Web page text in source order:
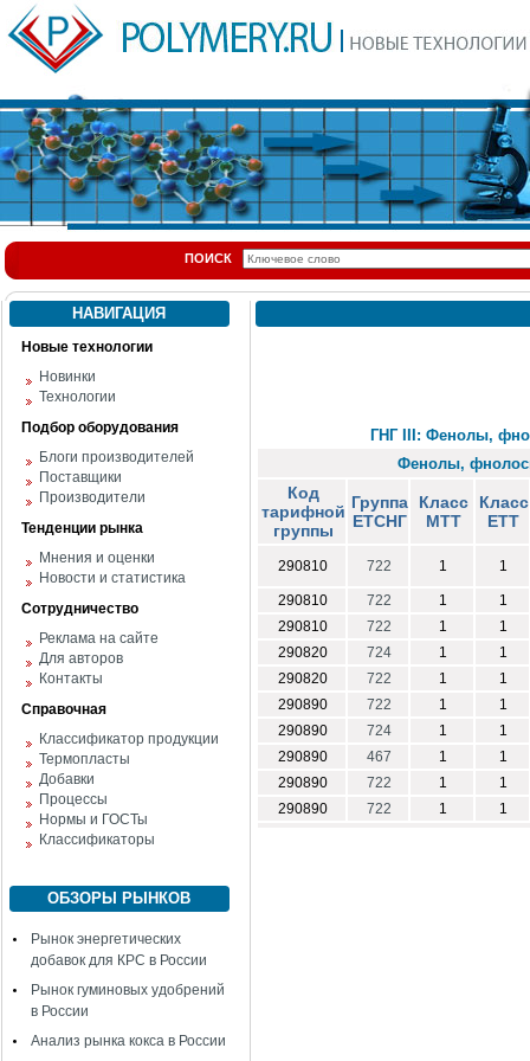
ПОИСК
НАВИГАЦИЯ
Новые технологии
Новинки
Технологии
Подбор оборудования
Блоги производителей
Поставщики
Производители
Тенденции рынка
Мнения и оценки
Новости и статистика
Сотрудничество
Реклама на сайте
Для авторов
Контакты
Справочная
Классификатор продукции
Термопласты
Добавки
Процессы
Нормы и ГОСТы
Классификаторы
ОБЗОРЫ РЫНКОВ
Рынок энергетических
добавок для КРС в России
Рынок гуминовых удобрений
в России
Анализ рынка кокса в России
ГНГ III: Фенолы,
Фенолы,
Код
тарифной
группы
Группа
ЕТСНГ
Класс
МТТ
Класс
ЕТТ
290810 722 1 1
290810 722 1
1
290810
722 1
1
290820
724 1
1
290820
722 1
1
290890
722 1
1
290890
724 1
1
290890
467 1
1
290890
722 1
1
290890
722 1 1